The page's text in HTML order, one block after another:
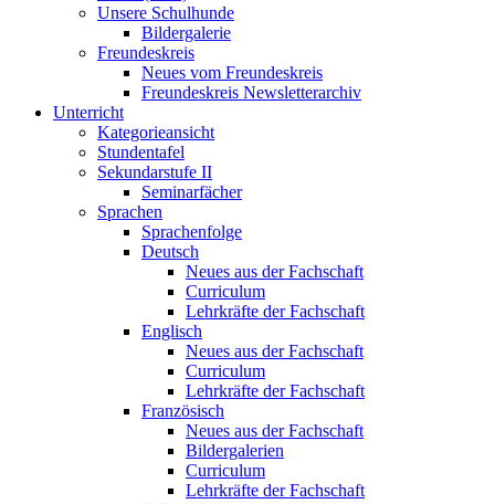
Unsere Schulhunde
Bildergalerie
Freundeskreis
Neues vom Freundeskreis
Freundeskreis Newsletterarchiv
Unterricht
Kategorieansicht
Stundentafel
Sekundarstufe II
Seminarfächer
Sprachen
Sprachenfolge
Deutsch
Neues aus der Fachschaft
Curriculum
Lehrkräfte der Fachschaft
Englisch
Neues aus der Fachschaft
Curriculum
Lehrkräfte der Fachschaft
Französisch
Neues aus der Fachschaft
Bildergalerien
Curriculum
Lehrkräfte der Fachschaft